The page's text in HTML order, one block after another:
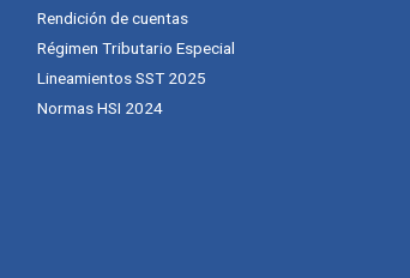
Rendición de cuentas
Régimen Tributario Especial
Lineamientos SST 2025
Normas HSI 2024